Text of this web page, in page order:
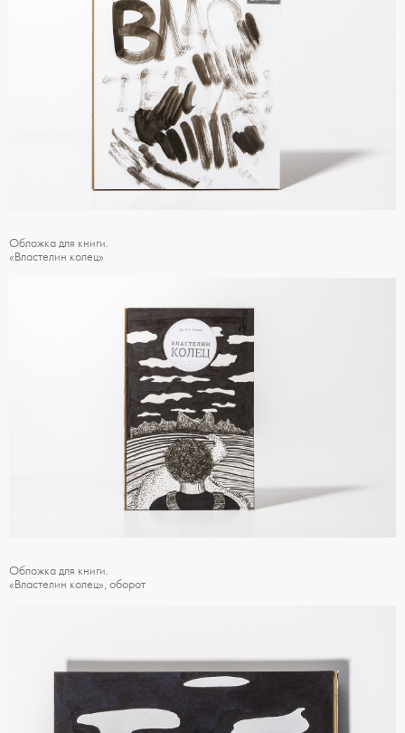
Обложка для книги.
«Властелин колец»
Обложка для книги.
«Властелин колец», оборот